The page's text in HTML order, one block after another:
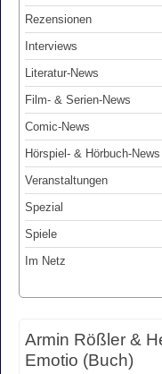
Rezensionen
Interviews
Literatur-News
Film- & Serien-News
Comic-News
Hörspiel- & Hörbuch-News
Veranstaltungen
Spezial
Spiele
Im Netz
Armin Rößler &
Emotio (Buch)